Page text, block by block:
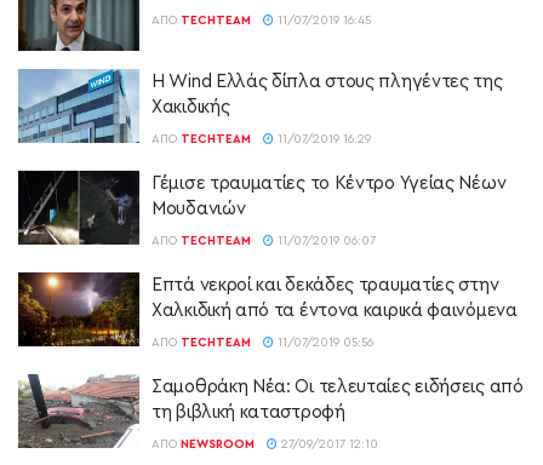
ΑΠΌ TECHTEAM 11/07/2019 16:45
Η Wind Ελλάς δίπλα στους πληγέντες της
Χακιδικής
ΑΠΌ TECHTEAM 11/07/2019 16:29
Γέμισε τραυματίες το Κέντρο Υγείας Νέων
Μουδανιών
ΑΠΌ TECHTEAM 11/07/2019 06:07
Επτά νεκροί και δεκάδες τραυματίες στην
Χαλκιδική από τα έντονα καιρικά φαινόμενα
ΑΠΌ TECHTEAM 11/07/2019 05:56
Σαμοθράκη Νέα: Οι τελευταίες ειδήσεις από
τη βιβλική καταστροφή
ΑΠΌ NEWSROOM 27/09/2017 12:10